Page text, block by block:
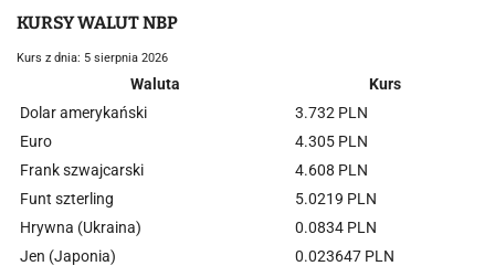
KURSY WALUT NBP
Kurs z dnia: 5 sierpnia 2026
Waluta
Kurs
Dolar amerykański
3.732 PLN
Euro
4.305 PLN
Frank szwajcarski
4.608 PLN
Funt szterling
5.0219 PLN
Hrywna (Ukraina)
0.0834 PLN
Jen (Japonia)
0.023647 PLN